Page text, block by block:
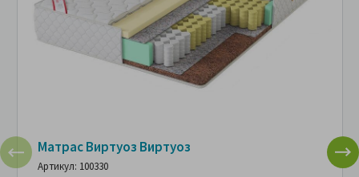
Матрас Виртуоз Виртуоз
Артикул: 100330